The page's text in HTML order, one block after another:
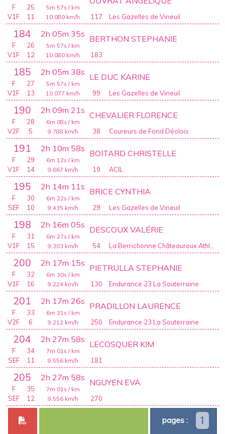
117
5m 57s / km
10.080 km/h
F
25
V1F
11 Les Gazelles de Vineuil
184 2h 05m 35s
183
BERTHON STEPHANIE
5m 57s / km
10.080 km/h
F
26
V1F
12
185 2h 05m 38s
99
LE DUC KARINE
5m 57s / km
10.077 km/h
F
27
V1F
13 Les Gazelles de Vineuil
190 2h 09m 21s
38
CHEVALIER FLORENCE
6m 08s / km
9.788 km/h
F
28
V2F
5 Coureurs de Fond Déolois
191 2h 10m 58s
19
BOITARD CHRISTELLE
6m 12s / km
9.667 km/h
F
29
V1F
14 ACIL
195 2h 14m 11s
29
BRICE CYNTHIA
6m 22s / km
9.435 km/h
F
30
SEF
10 Les Gazelles de Vineuil
198 2h 16m 05s
54
DESCOUX VALÉRIE
6m 27s / km
9.303 km/h
F
31
V1F
15
200 2h 17m 15s
130
PIETRULLA STEPHANIE
6m 30s / km
9.224 km/h
F
32
V1F
16 Endurance 23 La Souterraine
201 2h 17m 26s
250
PRADILLON LAURENCE
6m 31s / km
9.212 km/h
F
33
V2F
6 Endurance 23 La Souterraine
204 2h 27m 58s
181
LECOSQUER KIM
7m 01s / km
8.556 km/h
F
34
SEF
11
205 2h 27m 58s
270
NGUYEN EVA
7m 01s / km
8.556 km/h
F
35
SEF
12
pages : 1